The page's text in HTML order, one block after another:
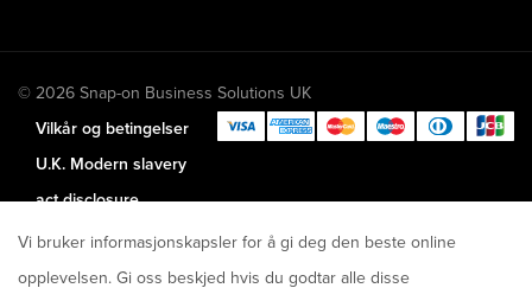
© 2026 Snap-on Business Solutions UK
Vilkår og betingelser
U.K. Modern slavery
act disclosure
Vi bruker informasjonskapsler for å gi deg den beste online
opplevelsen. Gi oss beskjed hvis du godtar alle disse